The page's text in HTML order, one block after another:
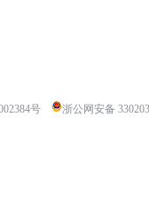
号 浙公网安备